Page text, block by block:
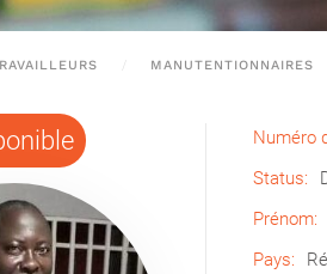
MANUTENTIONNAIRES
Numéro
Status:
Prénom:
Pays: